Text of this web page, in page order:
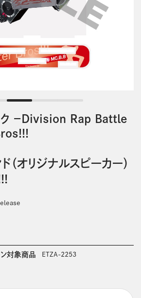
ク －Division Rap Battle
（オリジナルスピーカー）
ン対象商品 ETZA-2253